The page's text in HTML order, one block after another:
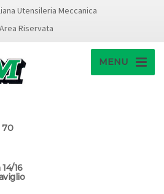
Utensileria Meccanica
Area Riservata
MENU
70
16